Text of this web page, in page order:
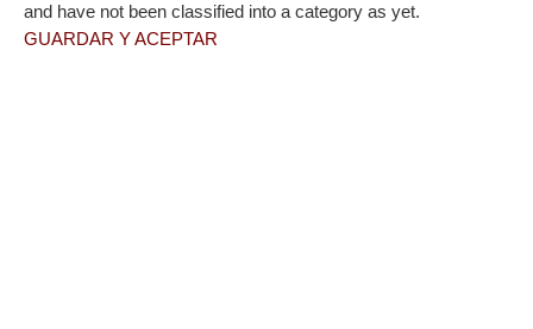
and have not been classified into a category as yet.
GUARDAR Y ACEPTAR